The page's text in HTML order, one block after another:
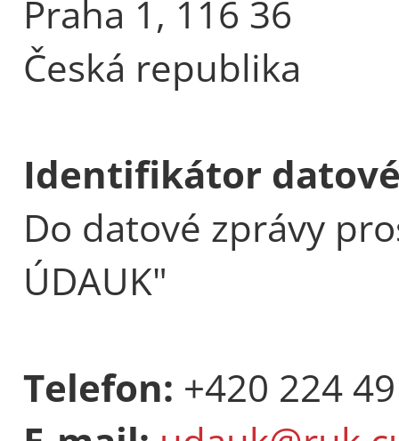
Praha 1, 116 36
Česká republika
Identifikátor
Do datové zprávy
ÚDAUK"
Telefon: +420 224